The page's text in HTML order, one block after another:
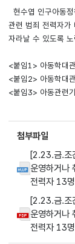
현수엽 인구아동
관련 범죄 전력자가
자라날 수 있도록
<붙임1> 아동학대
<붙임2> 아동학대
<붙임3> 아동관련
첨부파일
[2.23.금.조
운영하거나
전력자 13
[2.23.금.조
운영하거나
전력자 13